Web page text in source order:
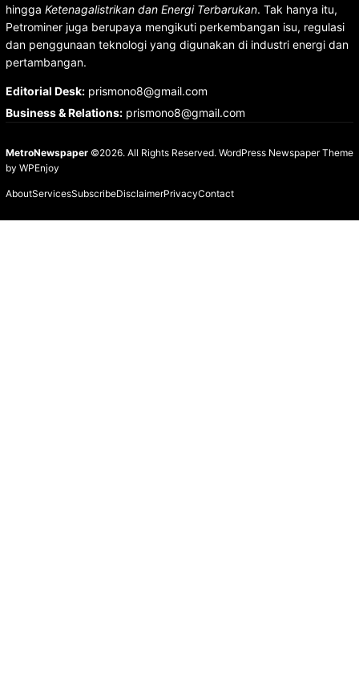
hingga Ketenagalistrikan dan Energi Terbarukan. Tak hanya itu,
Petrominer juga berupaya mengikuti perkembangan isu, regulasi
dan penggunaan teknologi yang digunakan di industri energi dan
pertambangan.
Editorial Desk:prismono8@gmail.com
Business & Relations:prismono8@gmail.com
MetroNewspaper©2026. All Rights Reserved. WordPress Newspaper Theme
by WPEnjoy
AboutServicesSubscribeDisclaimerPrivacyContact